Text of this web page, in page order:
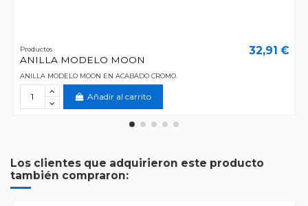
Productos
ANILLA MODELO MOON
32,91 €
ANILLA MODELO MOON EN ACABADO CROMO.
Añadir al carrito
Los clientes que adquirieron este producto
también compraron: